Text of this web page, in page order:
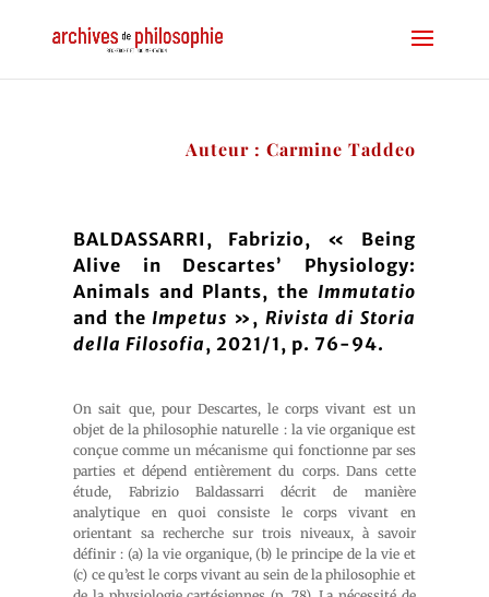
Auteur : Carmine Taddeo
BALDASSARRI, Fabrizio, « Being
Alive in Descartes’ Physiology:
Animals and Plants, the Immutatio
and theImpetus », Rivista di Storia
della Filosofia, 2021/1, p. 76-94.
On sait que, pour Descartes, le corps vivant est un
objet de la philosophie naturelle : la vie organique est
conçue comme un mécanisme qui fonctionne par ses
parties et dépend entièrement du corps. Dans cette
étude, Fabrizio Baldassarri décrit de manière
analytique en quoi consiste le corps vivant en
orientant sa recherche sur trois niveaux, à savoir
définir : (a) la vie organique, (b) le principe de la vie et
(c) ce qu’est le corps vivant au sein de la philosophie et